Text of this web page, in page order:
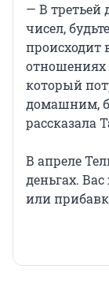
— В третьей
чисел,
происходит
который
домашним,
рассказала
В апреле
деньгах.
или